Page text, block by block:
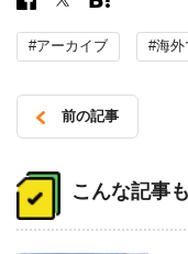
#アーカイブ #海外
稿
ナ
前の記事
こんな記事